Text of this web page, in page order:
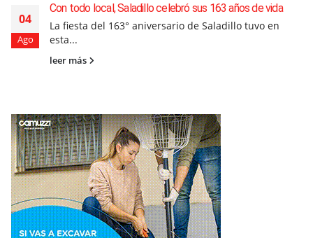
04
Ago
Con todo local, Saladillo celebró sus 163 años de vida
La fiesta del 163° aniversario de Saladillo tuvo en
esta...
leer más